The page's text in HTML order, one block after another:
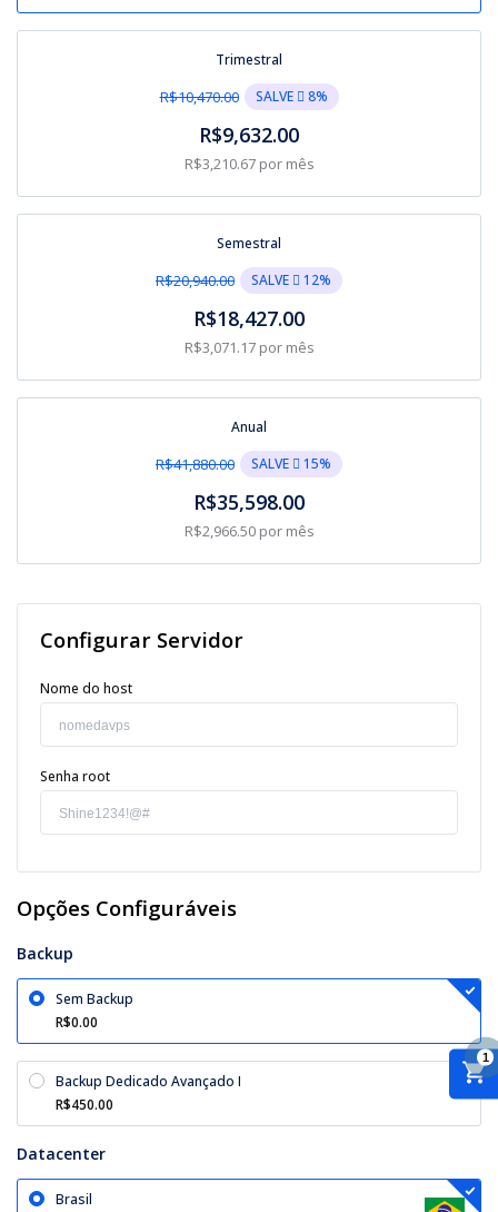
1
Trimestral
R$10,470.00 SALVE  8%
R$9,632.00
R$3,210.67 por mês
Semestral
R$20,940.00 SALVE  12%
R$18,427.00
R$3,071.17 por mês
Anual
R$41,880.00 SALVE  15%
R$35,598.00
R$2,966.50 por mês
Configurar Servidor
Nome do host
Senha root
Opções Configuráveis
Backup
Sem Backup
R$0.00
Backup Dedicado Avançado I
R$450.00
Datacenter
Brasil